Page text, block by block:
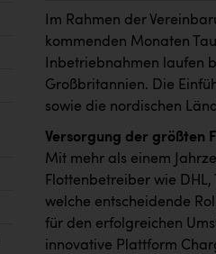
Im Rahmen der
kommenden Monaten
Inbetriebnahmen laufen
Großbritannien. Die
sowie die nordischen
Versorgung der größten
Mit mehr als einem
Flottenbetreiber wie DHL,
welche entscheidende
für den erfolgreichen
innovative Plattform